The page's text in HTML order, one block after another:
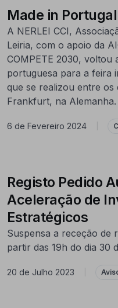
Made in
A NERLEI CCI,
Leiria, com o apoio da
COMPETE 2030, voltou
portuguesa para a feira
que se realizou entre os
Frankfurt, na Alemanha.
6 de Fevereiro 2024
Registo Pedido
Aceleração de
Estratégicos
Suspensa a receção de
partir das 19h do dia 30
20 de Julho 2023